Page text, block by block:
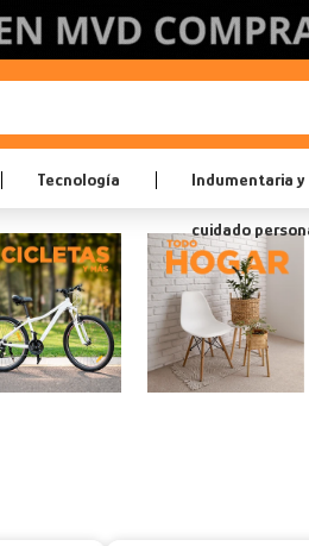
Tecnología Indumentaria y
cuidado